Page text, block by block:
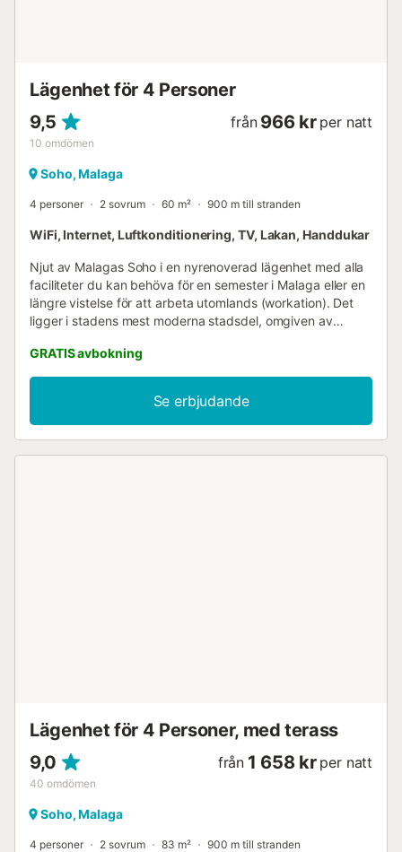
Lägenhet för 4 Personer
9,5
10 omdömen
från 966 kr per natt
Soho, Malaga
4 personer 2 sovrum 60 m² 900 m till stranden
WiFi, Internet, Luftkonditionering, TV, Lakan, Handdukar
Njut av Malagas Soho i en nyrenoverad lägenhet med alla
faciliteter du kan behöva för en semester i Malaga eller en
längre vistelse för att arbeta utomlands (workation). Det
ligger i stadens mest moderna stadsdel, omgiven av
du kan njuta av shower som Broadway och bredvid Muelle
Uno, det vackraste området i Malagas hamn. Bredvid
lägenheten, varifrån du kan njuta av staden utan att
behöva resa med bil, kan du komma åt gågatorna i Soho,
där restauranger med både medelhavs- och internationell
GRATIS avbokning
Se erbjudande
Lägenhet för 4 Personer, med terass
9,0
40 omdömen
från 1 658 kr per natt
Soho, Malaga
4 personer 2 sovrum 83 m² 900 m till stranden